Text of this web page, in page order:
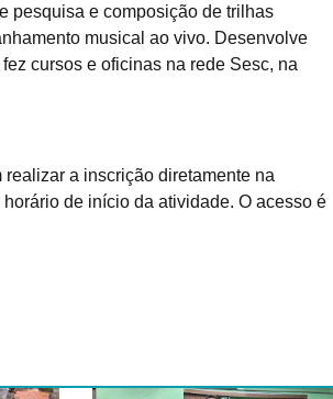
pesquisa e composição de trilhas
musical ao vivo. Desenvolve
cursos e oficinas na rede Sesc, na
a inscrição diretamente na
de início da atividade. O acesso é